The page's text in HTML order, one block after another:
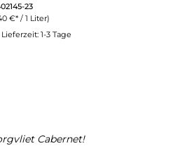
23
€* / 1 Liter)
1-3 Tage
Cabernet!